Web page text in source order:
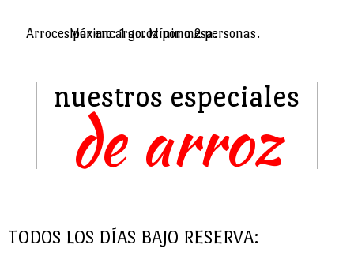
Arroces por encargo. Mínimo 2 personas. Máximo: 1 arroz por mesa.
nuestros especiales
de arroz
TODOS LOS DÍAS BAJO RESERVA: